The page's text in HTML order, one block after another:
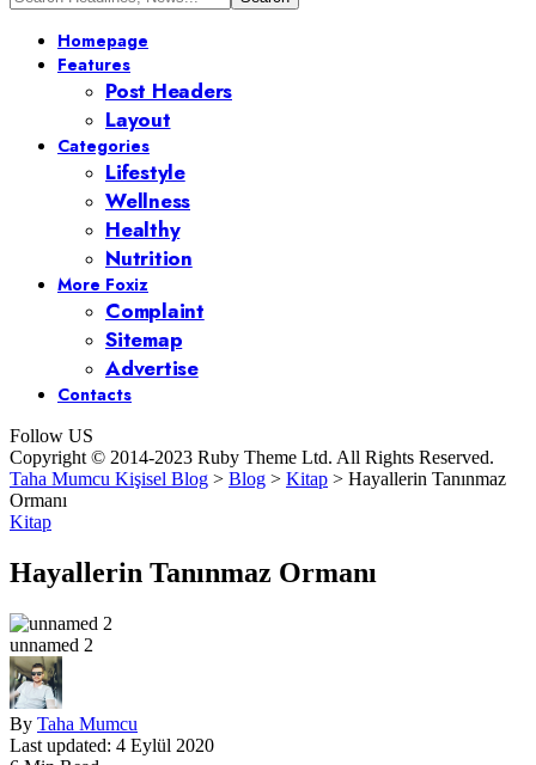
Homepage
Features
Post Headers
Layout
Categories
Lifestyle
Wellness
Healthy
Nutrition
More Foxiz
Complaint
Sitemap
Advertise
Contacts
Follow US
Copyright © 2014-2023 Ruby Theme Ltd. All Rights Reserved.
Taha Mumcu Kişisel Blog > Blog > Kitap > Hayallerin Tanınmaz
Ormanı
Kitap
Hayallerin Tanınmaz Ormanı
unnamed 2
By Taha Mumcu
Last updated: 4 Eylül 2020